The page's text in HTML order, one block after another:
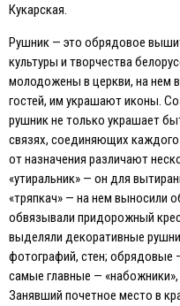
Кукарская.
Рушник — это обрядовое
культуры и творчества
молодожены в церкви, на нем
гостей, им украшают иконы.
рушник не только украшает
связях, соединяющих
от назначения различают
«утиральник» — он для
«тряпкач» — на нем выносили
обвязывали придорожный
выделяли декоративные
фотографий, стен; обрядовые
самые главные —
Занявший почетное место в